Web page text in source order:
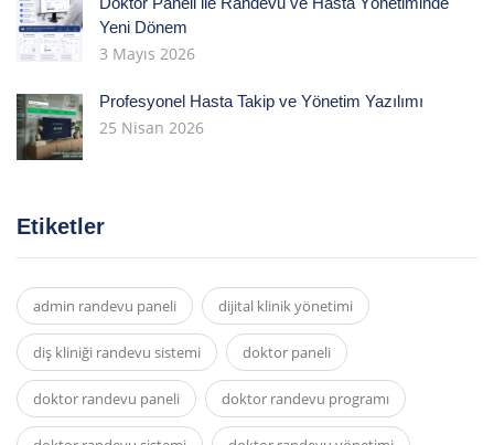
Yeni Dönem
3 Mayıs 2026
Profesyonel Hasta Takip ve Yönetim Yazılımı
25 Nisan 2026
Etiketler
admin randevu paneli dijital klinik yönetimi
diş kliniği randevu sistemi doktor paneli
doktor randevu paneli doktor randevu programı